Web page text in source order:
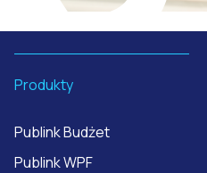
Produkty
Publink Budżet
Publink WPF